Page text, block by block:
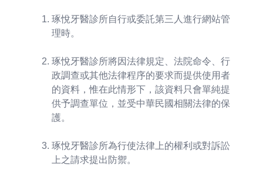
琢悅牙醫診所自行或委託第三人進行網站管
理時。
琢悅牙醫診所將因法律規定、法院命令、行
政調查或其他法律程序的要求而提供使用者
的資料，惟在此情形下，該資料只會單純提
供予調查單位，並受中華民國相關法律的保
護。
琢悅牙醫診所為行使法律上的權利或對訴訟
上之請求提出防禦。